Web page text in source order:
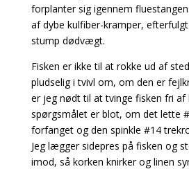
forplanter sig igennem
af dybe kulfiber-kramper,
stump dødvægt.
Fisken er ikke til at rokke ud af
pludselig i tvivl om, om den er
er jeg nødt til at tvinge fisken fri af
spørgsmålet er blot, om det lette
forfanget og den spinkle #14
Jeg lægger sidepres på fisken og
imod, så korken knirker og linen